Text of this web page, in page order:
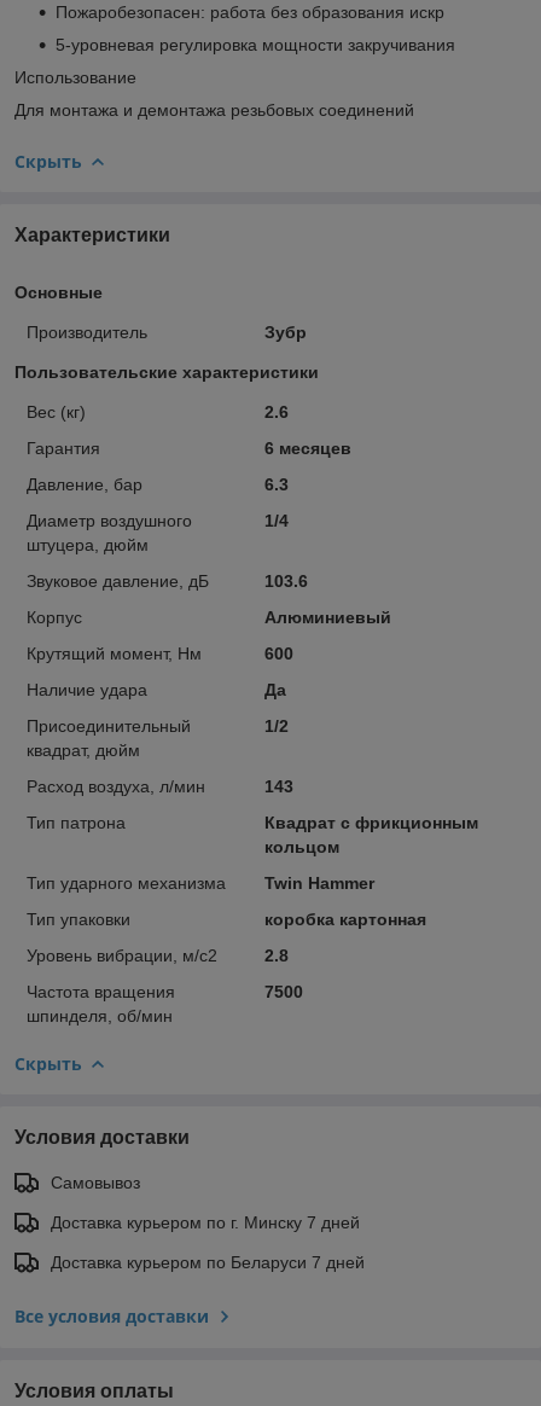
Пожаробезопасен: работа без образования искр
5-уровневая регулировка мощности закручивания
Использование
Для монтажа и демонтажа резьбовых соединений
Скрыть
Характеристики
Основные
Производитель Зубр
Пользовательские характеристики
Вес (кг)
2.6
Гарантия
6 месяцев
Давление, бар
6.3
Диаметр воздушного
штуцера, дюйм
1/4
Звуковое давление, дБ
103.6
Корпус
Алюминиевый
Крутящий момент, Нм
600
Наличие удара
Да
Присоединительный
квадрат, дюйм
1/2
Расход воздуха, л/мин
143
Тип патрона
Квадрат с фрикционным
кольцом
Тип ударного механизма
Twin Hammer
Тип упаковки
коробка картонная
Уровень вибрации, м/с2
2.8
Частота вращения
шпинделя, об/мин
7500
Скрыть
Условия доставки
Самовывоз
Доставка курьером по г. Минску 7 дней
Доставка курьером по Беларуси 7 дней
Все условия доставки
Условия оплаты